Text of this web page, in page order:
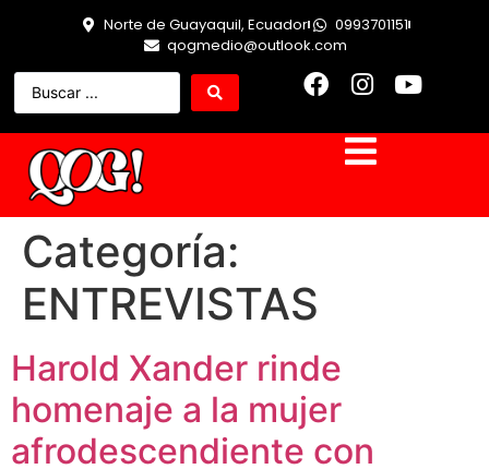
Norte de Guayaquil, Ecuador
0993701151
qogmedio@outlook.com
Categoría:
ENTREVISTAS
Harold Xander rinde
homenaje a la mujer
afrodescendiente con